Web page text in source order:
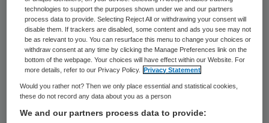
Het congresZelfsturing: hoe het wèl
werkt!trok dan ook mijn aandacht. Ik heb op
die dag gedreven meegeschreven en deel
hierbij de voor mij belangrijkste tips over
visie, kaders en cultuur. In een volgende
blog ga ik in op mijn tips over
technologies to support the purposes shown under we and our partners
process data to provide. Selecting Reject All or withdrawing your consent will
disable them. If trackers are disabled, some content and ads you see may not
be as relevant to you. You can resurface this menu to change your choices or
withdraw consent at any time by clicking the Manage Preferences link on the
bottom of the webpage. Your choices will have effect within our Website. For
more details, refer to our Privacy Policy.
Privacy Statement
Would you rather not? Then we only place essential and statistical cookies,
these do not record any data about you as a person
We and our partners process data to provide: